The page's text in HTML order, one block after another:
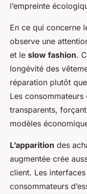
l’empreinte
En ce qui concerne
observe une
et le slow fashion.
longévité des
réparation plutôt
Les
transparents,
modèles
L’apparition des
augmentée crée
client. Les
consommateurs